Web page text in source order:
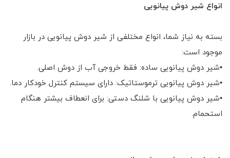
انواع شیر دوش پیانویی
بسته به نیاز شما، انواع مختلفی از شیر دوش پیانویی در بازار
موجود است:
•شیر دوش پیانویی ساده: فقط خروجی آب از دوش اصلی.
•شیر دوش پیانویی ترموستاتیک: دارای سیستم کنترل خودکار دما.
•شیر دوش پیانویی با شلنگ دستی: برای انعطاف بیشتر هنگام
استحمام.